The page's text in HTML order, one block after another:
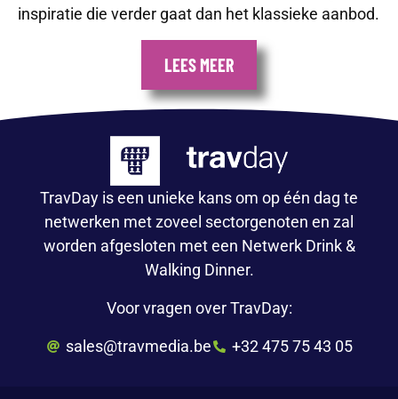
inspiratie die verder gaat dan het klassieke aanbod.
LEES MEER
TravDay is een unieke kans om op één dag te
netwerken met zoveel sectorgenoten en zal
worden afgesloten met een Netwerk Drink &
Walking Dinner.
Voor vragen over TravDay:
sales@travmedia.be +32 475 75 43 05